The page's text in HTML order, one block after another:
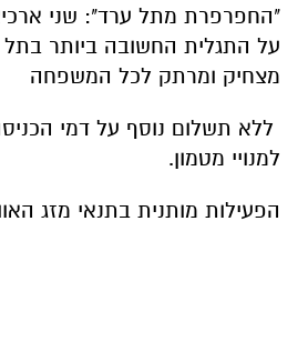
"החפרפרת מתל ערד": שני
על התגלית החשובה ביותר בתל
מצחיק ומרתק לכל המשפחה
ללא תשלום נוסף על דמי
למנויי מטמון.
הפעילות מותנית בתנאי מזג